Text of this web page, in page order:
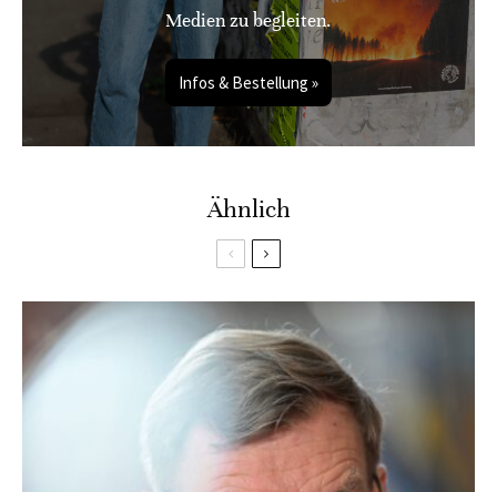
Medien zu begleiten.
Infos & Bestellung »
Ähnlich